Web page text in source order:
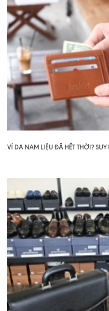
VÍ DA NAM LIỆU ĐÃ HẾT THỜI?